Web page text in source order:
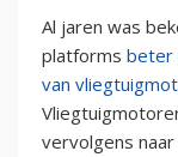
Al jaren was
platforms beter
van
vervolgens